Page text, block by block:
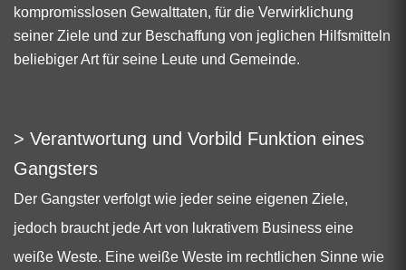
kompromisslosen Gewalttaten, für die Verwirklichung
seiner Ziele und zur Beschaffung von jeglichen Hilfsmitteln
beliebiger Art für seine Leute und Gemeinde.
> Verantwortung und Vorbild Funktion eines
Gangsters
Der Gangster verfolgt wie jeder seine eigenen Ziele,
jedoch braucht jede Art von lukrativem Business eine
weiße Weste. Eine weiße Weste im rechtlichen Sinne wie